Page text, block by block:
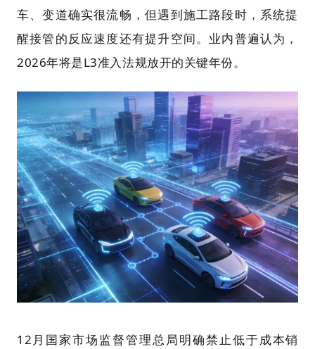
车、变道确实很流畅，但遇到施工路段时，系统提
醒接管的反应速度还有提升空间。业内普遍认为，
2026年将是L3准入法规放开的关键年份。
12月国家市场监督管理总局明确禁止低于成本销